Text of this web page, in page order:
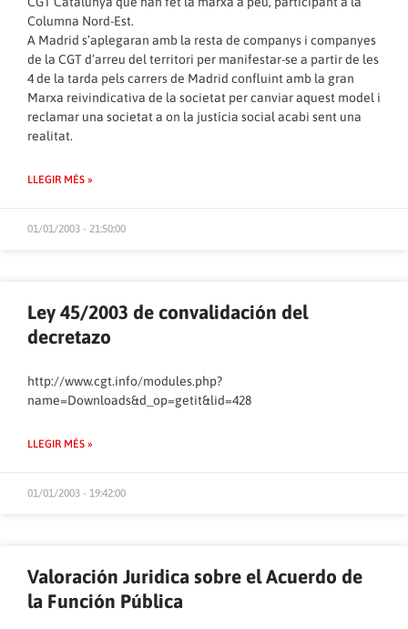
Columna Nord-Est.
A Madrid s’aplegaran amb la resta de companys i companyes
de la CGT d’arreu del territori per manifestar-se a partir de les
4 de la tarda pels carrers de Madrid confluint amb la gran
Marxa reivindicativa de la societat per canviar aquest model i
reclamar una societat a on la justícia social acabi sent una
realitat.
LLEGIR MÉS »
01/01/2003 - 21:50:00
Ley 45/2003 de convalidación del
decretazo
http://www.cgt.info/modules.php?
name=Downloads&d_op=getit&lid=428
LLEGIR MÉS »
01/01/2003 - 19:42:00
Valoración Juridica sobre el Acuerdo de
la Función Pública